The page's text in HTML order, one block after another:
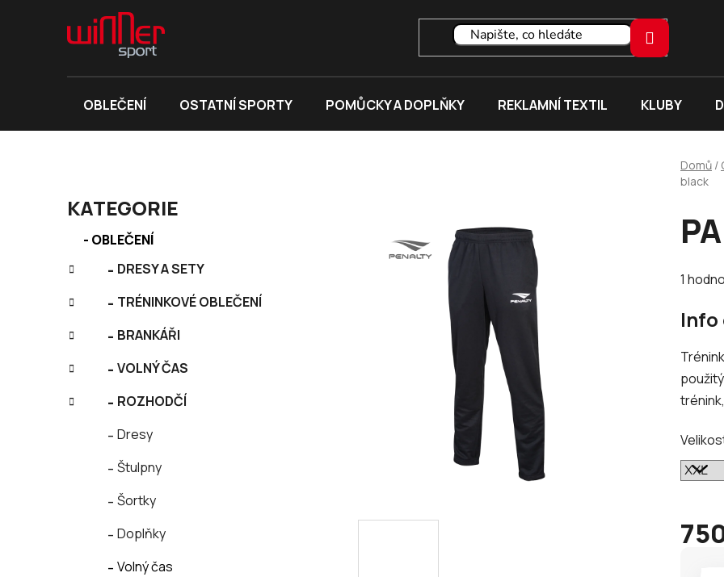
OBLEČENÍ OSTATNÍ SPORTY POMŮCKY A DOPLŇKY REKLAMNÍ TEXTIL KLUBY
Domů /
black
P
o
t
r
a
n
í
a
KATEGORIE
Přeskočit
t
g
r
i
e
OBLEČENÍ
DRESY A SETY
TRÉNINKOVÉ OBLEČENÍ
BRANKÁŘI
VOLNÝ ČAS
ROZHODČÍ
Dresy
Štulpny
Šortky
Doplňky
Volný čas
5,0
z
5
1
Info
Měrná